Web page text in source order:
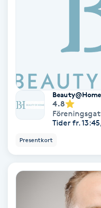
Fransk manikyr
Fransrengöring
Frekvensterapi
4.8
Tider fr.
Presentkort